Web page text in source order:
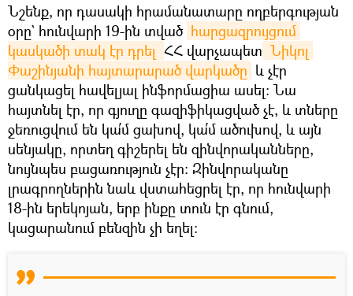
Նշենք, որ դասակի հրամանատարը ողբերգության
օրը` հունվարի 19-ին տված հարցազրույցում
կասկածի տակ էր դրել ՀՀ վարչապետ Նիկոլ
Փաշինյանի հայտարարած վարկածը և չէր
ցանկացել հավելյալ ինֆորմացիա ասել։ Նա
հայտնել էր, որ գյուղը գազիֆիկացված չէ, և տները
ջեռուցվում են կա՛մ ցախով, կա՛մ ածուխով, և այն
սենյակը, որտեղ գիշերել են զինվորականները,
նույնպես բացառություն չէր։ Զինվորականը
լրագրողներին նաև վստահեցրել էր, որ հունվարի
18-ին երեկոյան, երբ ինքը տուն էր գնում,
կացարանում բենզին չի եղել։